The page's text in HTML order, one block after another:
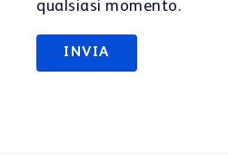
qualsiasi momento.